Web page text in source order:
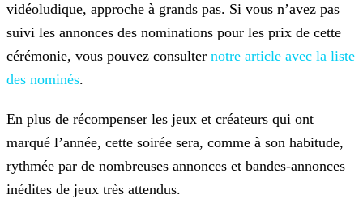
vidéoludique, approche à grands pas. Si vous n’avez pas
suivi les annonces des nominations pour les prix de cette
cérémonie, vous pouvez consulter notre article avec la liste
des nominés.
En plus de récompenser les jeux et créateurs qui ont
marqué l’année, cette soirée sera, comme à son habitude,
rythmée par de nombreuses annonces et bandes-annonces
inédites de jeux très attendus.